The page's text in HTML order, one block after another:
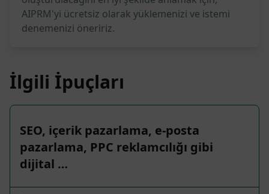
AIPRM'yi ücretsiz olarak yüklemenizi ve istemi
denemenizi öneririz.
İlgili İpuçları
SEO, içerik pazarlama, e-posta
pazarlama, PPC reklamcılığı gibi
dijital …